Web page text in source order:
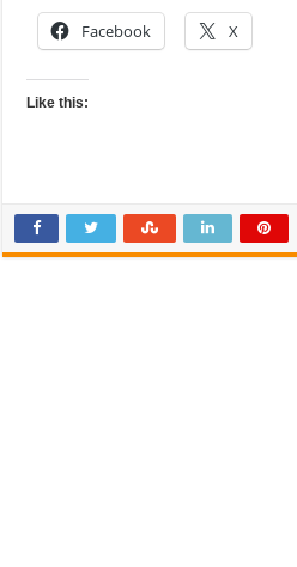
Facebook X
Like this: